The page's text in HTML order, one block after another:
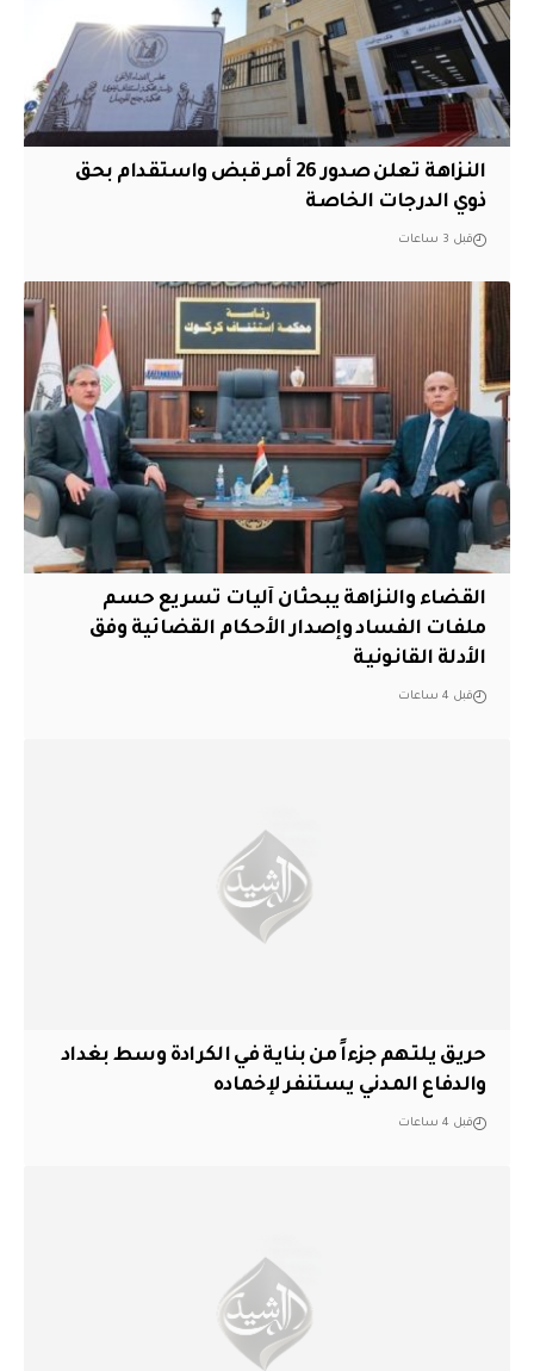
النزاهة تعلن صدور 26 أمر قبض واستقدام بحق
ذوي الدرجات الخاصة
قبل 3 ساعات
القضاء والنزاهة يبحثان آليات تسريع حسم
ملفات الفساد وإصدار الأحكام القضائية وفق
الأدلة القانونية
قبل 4 ساعات
حريق يلتهم جزءاً من بناية في الكرادة وسط بغداد
والدفاع المدني يستنفر لإخماده
قبل 4 ساعات